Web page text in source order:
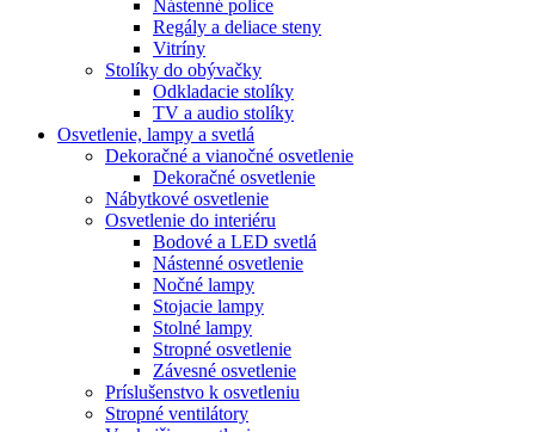
Nástenné police
Regály a deliace steny
Vitríny
Stolíky do obývačky
Odkladacie stolíky
TV a audio stolíky
Osvetlenie, lampy a svetlá
Dekoračné a vianočné osvetlenie
Dekoračné osvetlenie
Nábytkové osvetlenie
Osvetlenie do interiéru
Bodové a LED svetlá
Nástenné osvetlenie
Nočné lampy
Stojacie lampy
Stolné lampy
Stropné osvetlenie
Závesné osvetlenie
Príslušenstvo k osvetleniu
Stropné ventilátory